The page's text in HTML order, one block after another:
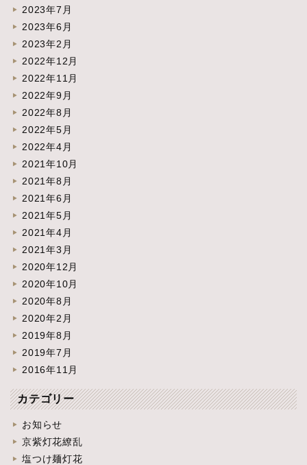
2023年7月
2023年6月
2023年2月
2022年12月
2022年11月
2022年9月
2022年8月
2022年5月
2022年4月
2021年10月
2021年8月
2021年6月
2021年5月
2021年4月
2021年3月
2020年12月
2020年10月
2020年8月
2020年2月
2019年8月
2019年7月
2016年11月
カテゴリー
お知らせ
京紫灯花繚乱
塩つけ麺灯花